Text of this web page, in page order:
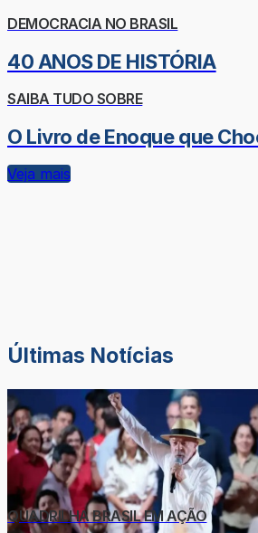
DEMOCRACIA NO BRASIL
40 ANOS DE HISTÓRIA
SAIBA TUDO SOBRE
O Livro de Enoque que
Veja mais
Últimas Notícias
QUADRILHA BRASIL EM AÇÃO